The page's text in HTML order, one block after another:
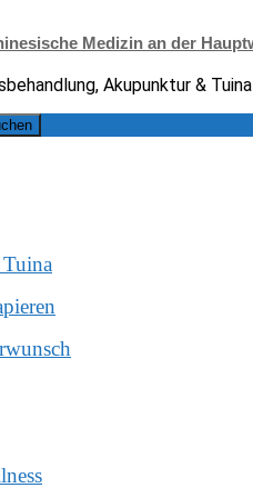
Medizin an der
Akupunktur & Tuina